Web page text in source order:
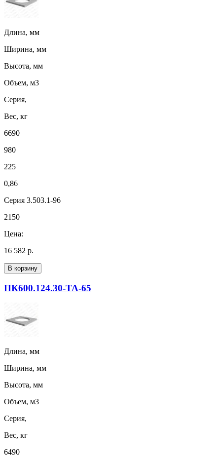
Длина, мм
Ширина, мм
Высота, мм
Объем, м3
Серия,
Вес, кг
6690
980
225
0,86
Серия 3.503.1-96
2150
Цена:
16 582 р.
В корзину
ПК600.124.30-ТА-65
Длина, мм
Ширина, мм
Высота, мм
Объем, м3
Серия,
Вес, кг
6490